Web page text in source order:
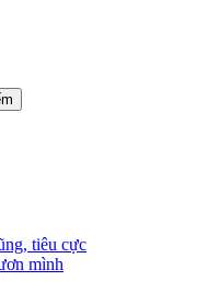
tiêu cực
mình